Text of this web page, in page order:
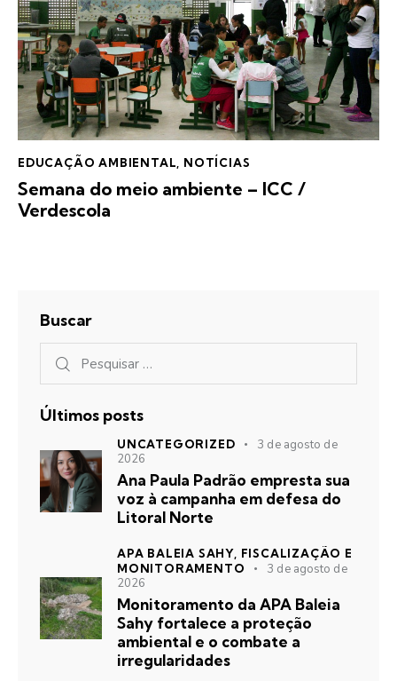
EDUCAÇÃO AMBIENTAL NOTÍCIAS
Semana do meio ambiente – ICC /
Verdescola
Buscar
Últimos posts
UNCATEGORIZED
3 de agosto de
2026
Ana Paula Padrão empresta sua
voz à campanha em defesa do
Litoral Norte
APA BALEIA SAHY, FISCALIZAÇÃO E
MONITORAMENTO
3 de agosto de
2026
Monitoramento da APA Baleia
Sahy fortalece a proteção
ambiental e o combate a
irregularidades